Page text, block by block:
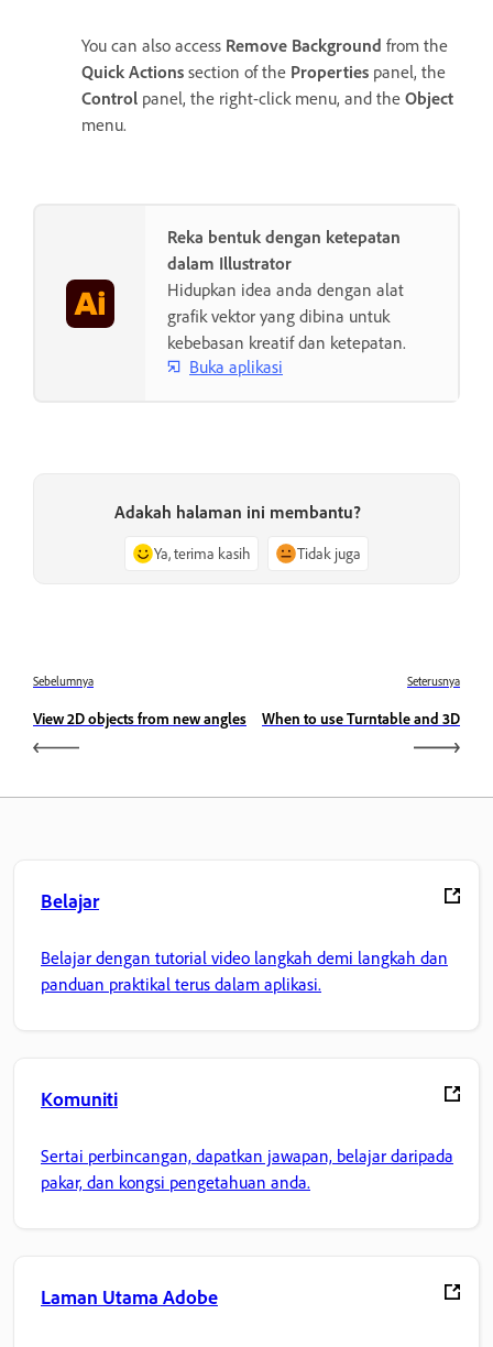
You can also access Remove Background from the
Quick Actions section of the Properties panel, the
Control panel, the right-click menu, and the Object
menu.
Reka bentuk dengan ketepatan
dalam Illustrator
Hidupkan idea anda dengan alat
grafik vektor yang dibina untuk
kebebasan kreatif dan ketepatan.
Buka aplikasi
Adakah halaman ini membantu?
Ya, terima kasih Tidak juga
Sebelumnya
View 2D objects from new angles
Seterusnya
When to use Turntable and 3D
Belajar
Belajar dengan tutorial video langkah demi langkah dan
panduan praktikal terus dalam aplikasi.
Komuniti
Sertai perbincangan, dapatkan jawapan, belajar daripada
pakar, dan kongsi pengetahuan anda.
Laman Utama Adobe